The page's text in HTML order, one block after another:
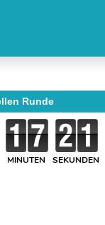
Runde
MINUTEN SEKUNDEN